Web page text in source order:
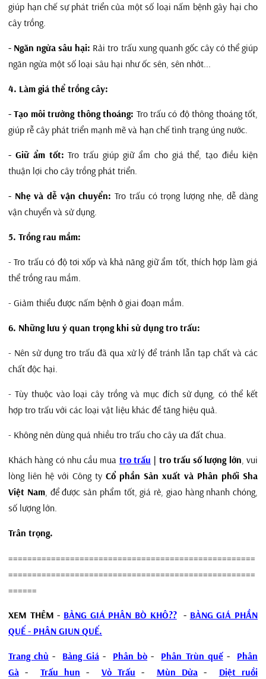
giúp hạn chế sự phát triển của một số loại nấm bệnh gây hại cho
cây trồng.
- Ngăn ngừa sâu hại: Rải tro trấu xung quanh gốc cây có thể giúp
ngăn ngừa một số loại sâu hại như ốc sên, sên nhớt...
4. Làm giá thể trồng cây:
- Tạo môi trường thông thoáng: Tro trấu có độ thông thoáng tốt,
giúp rễ cây phát triển mạnh mẽ và hạn chế tình trạng úng nước.
- Giữ ẩm tốt: Tro trấu giúp giữ ẩm cho giá thể, tạo điều kiện
thuận lợi cho cây trồng phát triển.
- Nhẹ và dễ vận chuyển: Tro trấu có trọng lượng nhẹ, dễ dàng
vận chuyển và sử dụng.
5. Trồng rau mầm:
- Tro trấu có độ tơi xốp và khả năng giữ ẩm tốt, thích hợp làm giá
thể trồng rau mầm.
- Giảm thiểu được nấm bệnh ở giai đoạn mầm.
6. Những lưu ý quan trọng khi sử dụng tro trấu:
- Nên sử dụng tro trấu đã qua xử lý để tránh lẫn tạp chất và các
chất độc hại.
- Tùy thuộc vào loại cây trồng và mục đích sử dụng, có thể kết
hợp tro trấu với các loại vật liệu khác để tăng hiệu quả.
- Không nên dùng quá nhiều tro trấu cho cây ưa đất chua.
Khách hàng có nhu cầu mua tro trấu | tro trấu số lượng lớn, vui
lòng liên hệ với Công ty Cổ phần Sản xuất và Phân phối Sha
Việt Nam, để được sản phẩm tốt, giá rẻ, giao hàng nhanh chóng,
số lượng lớn.
Trân trọng.
====================================================
====================================================
======
XEM THÊM - BẢNG GIÁ PHÂN BÒ KHÔ??- BẢNG GIÁ PHẦN
QUẾ - PHÂN GIUN QUẾ.
Trang chủ - Bảng Giá- Phân bò - Phân Trùn quế- Phân
Gà - Trấu hun - Vỏ Trấu - Mùn Dừa - Diệt ruồi